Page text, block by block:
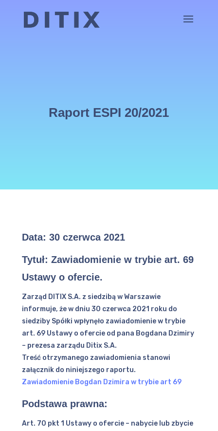
Raport ESPI 20/2021
Data: 30 czerwca 2021
Tytuł: Zawiadomienie w trybie art. 69
Ustawy o ofercie.
Zarząd DITIX S.A. z siedzibą w Warszawie
informuje, że w dniu 30 czerwca 2021 roku do
siedziby Spółki wpłynęło zawiadomienie w trybie
art. 69 Ustawy o ofercie od pana Bogdana Dzimiry
– prezesa zarządu Ditix S.A.
Treść otrzymanego zawiadomienia stanowi
załącznik do niniejszego raportu.
Zawiadomienie Bogdan Dzimira w trybie art 69
Podstawa prawna:
Art. 70 pkt 1 Ustawy o ofercie – nabycie lub zbycie